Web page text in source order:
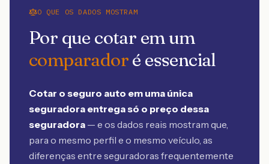
O QUE OS DADOS MOSTRAM
Por que cotar em um
comparadoré essencial
Cotar o seguro auto em uma única
seguradora entrega só o preço dessa
seguradora — e os dados reais mostram que,
para o mesmo perfil e o mesmo veículo, as
diferenças entre seguradoras frequentemente